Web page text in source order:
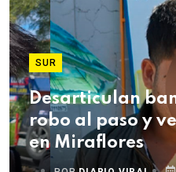
SUR
Desarticulan
robo al paso y
en Miraflores